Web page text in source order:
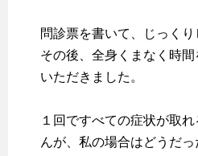
問診票を書いて、じっくり
その後、全身くまなく時
いただきました。
１回ですべての症状が取
んが、私の場合はどうだ